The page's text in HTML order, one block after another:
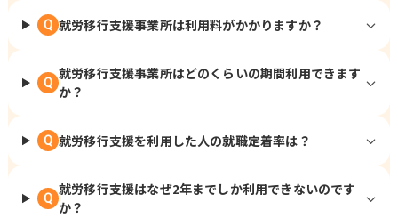
Q 就労移行支援事業所は利用料がかかりますか？
Q
就労移行支援事業所はどのくらいの期間利用できます
か？
Q 就労移行支援を利用した人の就職定着率は？
Q
就労移行支援はなぜ2年までしか利用できないのです
か？